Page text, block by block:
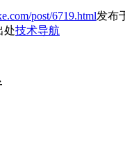
post/6719.html发布
处技术导航